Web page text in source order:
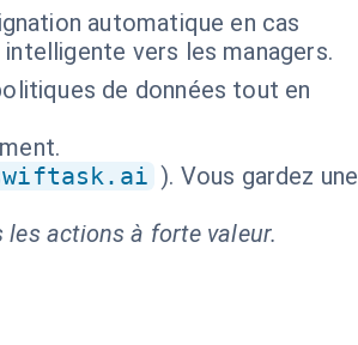
automatique en cas
vers les managers.
de données tout en
). Vous gardez une
actions à forte valeur.